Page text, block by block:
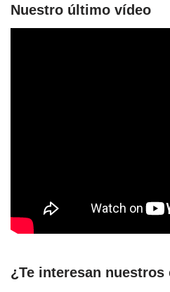
Nuestro último vídeo
¿Te interesan nuestros